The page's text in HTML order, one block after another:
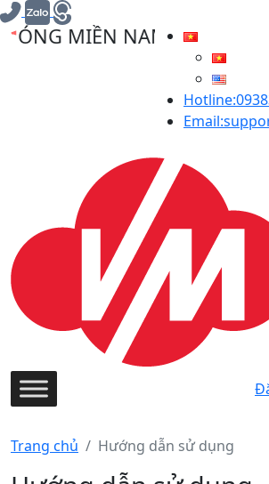
MIỀN NAM 30/04/2025,
Trang chủ Hướng dẫn sử dụng